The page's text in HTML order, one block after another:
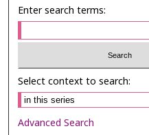
Enter search terms:
Select context to search:
Advanced Search